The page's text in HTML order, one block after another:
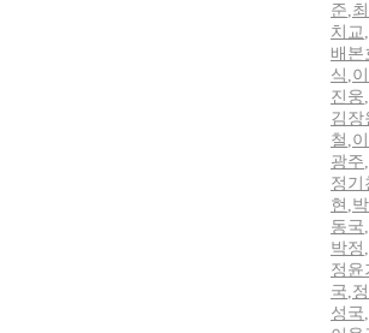
준,
치교,
배본
식 ,
진웅,
김장
철 ,
광주,
정기
현 ,
동국,
박정 ,
정윤
국,
성국,